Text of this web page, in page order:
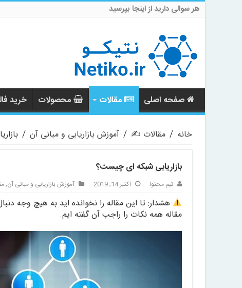
هر سوالی دارید از اینجا بپرسید
صفحه اصلی مقالات محصولات خرید
خانه / مقالات ✍️ / آموزش بازاریابی و مبانی آن /
بازاریابی شبکه ای چیست؟
تیم محتوا اکتبر 14, 2019 آموزش بازاریابی و مبانی آن,
هشدار: تا این مقاله را نخوانده اید به هیچ وجه
مقاله همه نکات را راجب آن گفته ایم.